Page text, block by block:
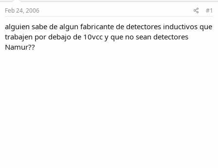
n
c
Feb 24, 2006 #1
alguien sabe de algun fabricante de detectores inductivos que
trabajen por debajo de 10vcc y que no sean detectores
Namur??